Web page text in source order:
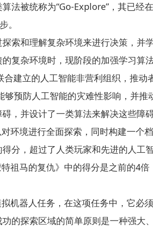
法被统称为“Go-Explore”，其已
。
和理解复杂环境来进行决策，并
复杂环境时，现阶段的加强学习算
立的人工智能非营利组织，推动
预防人工智能的灾难性影响，并
，并设计了一类算法来解决这些障碍
境进行全面探索，同时构建一个
分，超过了人类玩家和先进的人
祖马的复仇》中的得分是之前的4
器人任务，在这项任务中，它必
探索区域的简单原则是一种强大